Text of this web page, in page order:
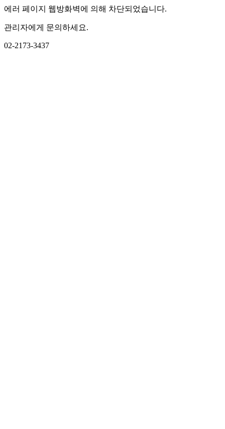
에러 페이지 웹방화벽에 의해 차단되었습니다.
관리자에게 문의하세요.
02-2173-3437